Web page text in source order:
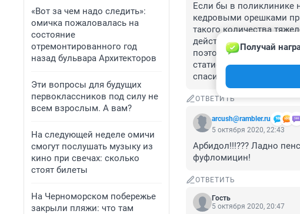
«Вот за чем надо следить»:
омичка пожаловалась на
состояние
отремонтированного год
назад бульвара Архитекторов
Эти вопросы для будущих
первоклассников под силу не
всем взрослым. А вам?
На следующей неделе омичи
смогут послушать музыку из
кино при свечах: сколько
стоят билеты
На Черноморском побережье
закрыли пляжи: что там
Если бы в поликлинике
кедровыми орешками
такого количества
действительно это
поэтому и стараются
статистику.проходили
спасибо,им реально
ОТВЕТИТЬ
arcush@rambler.ru
Получай
5 октября 2020, 22:43
Арбидол!!!??? Ладно
фуфломицин!
ОТВЕТИТЬ
Гость
5 октября 2020, 20:47